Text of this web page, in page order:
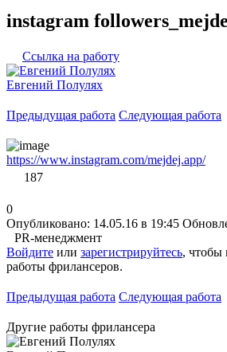
instagram
Ссылка на работу
Евгений Полулях
Предыдущая работа Следующая работа
https://www.instagram.com/mejdej.app/
187
0
Опубликовано: 14.05.16 в 19:45
PR-менеджмент
Войдите или зарегистрируйтесь, чтобы
работы фрилансеров.
Предыдущая работа Следующая работа
Другие работы фрилансера